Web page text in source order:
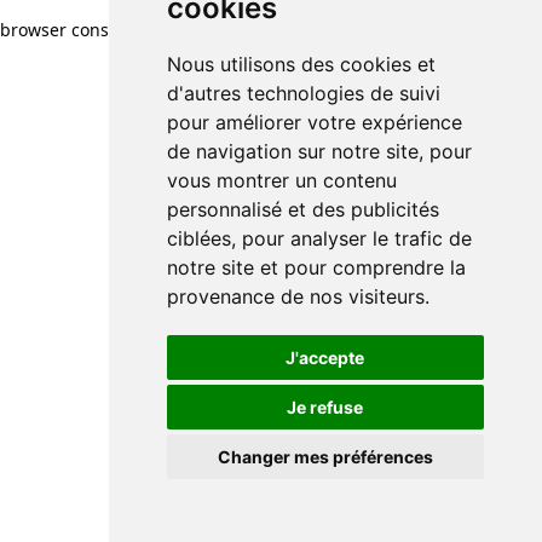
cookies
Nous utilisons des cookies et
d'autres technologies de suivi
pour améliorer votre expérience
de navigation sur notre site, pour
vous montrer un contenu
personnalisé et des publicités
ciblées, pour analyser le trafic de
notre site et pour comprendre la
provenance de nos visiteurs.
J'accepte
Je refuse
Changer mes préférences
browser console for more information)